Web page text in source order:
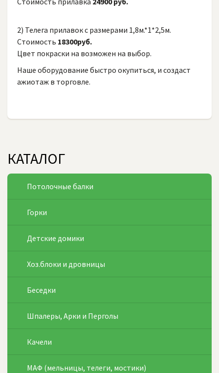
2) Телега прилавок с размерами 1,8м.*1*2,5м.
Стоимость 18300руб.
Цвет покраски на возможен на выбор.
Наше оборудование быстро окупиться, и создаст
ажиотаж в торговле.
КАТАЛОГ
Потолочные балки
Горки
Детские домики
Хоз.блоки и дровницы
Беседки
Шпалеры, Арки и Перголы
Качели
МАФ (мельницы, телеги, мостики)